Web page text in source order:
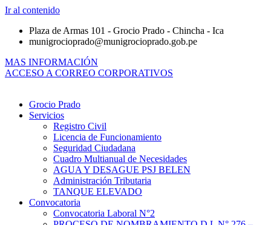
Ir al contenido
Plaza de Armas 101 - Grocio Prado - Chincha - Ica
munigrocioprado@munigrocioprado.gob.pe
MAS INFORMACIÓN
ACCESO A CORREO CORPORATIVOS
Grocio Prado
Servicios
Registro Civil
Licencia de Funcionamiento
Seguridad Ciudadana
Cuadro Multianual de Necesidades
AGUA Y DESAGUE PSJ BELEN
Administración Tributaria
TANQUE ELEVADO
Convocatoria
Convocatoria Laboral N°2